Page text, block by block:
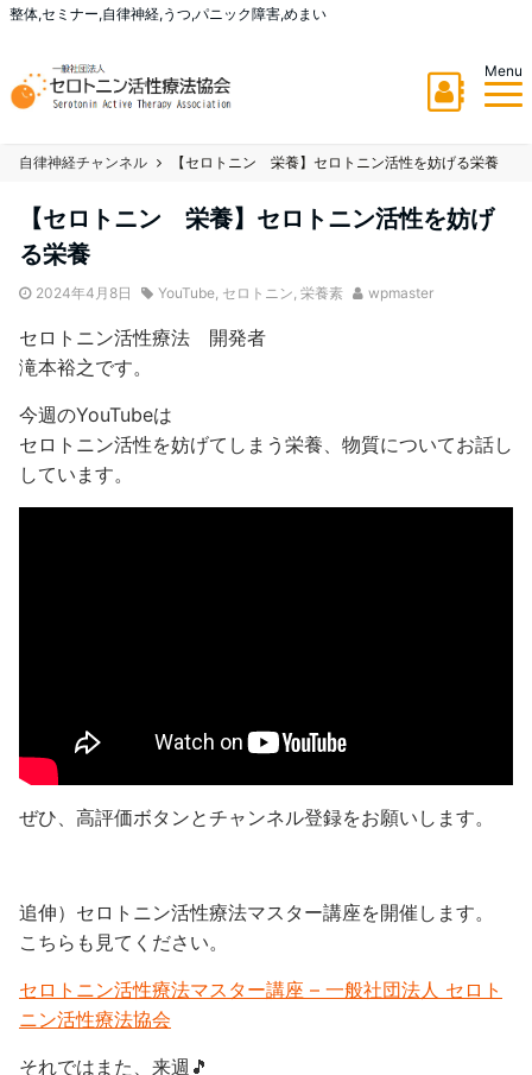
整体,セミナー,自律神経,うつ,パニック障害,めまい
Menu
自律神経チャンネル 【セロトニン 栄養】セロトニン活性を妨げる栄養
【セロトニン 栄養】セロトニン活性を妨げ
る栄養
2024年4月8日 YouTube, セロトニン, 栄養素 wpmaster
セロトニン活性療法 開発者
滝本裕之です。
今週のYouTubeは
セロトニン活性を妨げてしまう栄養、物質についてお話し
しています。
ぜひ、高評価ボタンとチャンネル登録をお願いします。
追伸）セロトニン活性療法マスター講座を開催します。
こちらも見てください。
セロトニン活性療法マスター講座 – 一般社団法人 セロト
ニン活性療法協会
それではまた、来週🎵